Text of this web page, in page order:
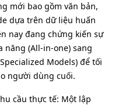
mới bao gồm văn bản,
dựa trên dữ liệu huấn
nay đang chứng kiến sự
năng (All-in-one) sang
Models) để tối
người dùng cuối.
cầu thực tế: Một lập